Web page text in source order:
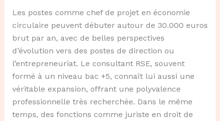
Les postes comme chef de projet en économie
circulaire peuvent débuter autour de 30.000 euros
brut par an, avec de belles perspectives
d’évolution vers des postes de direction ou
l’entrepreneuriat. Le consultant RSE, souvent
formé à un niveau bac +5, connaît lui aussi une
véritable expansion, offrant une polyvalence
professionnelle très recherchée. Dans le même
temps, des fonctions comme juriste en droit de